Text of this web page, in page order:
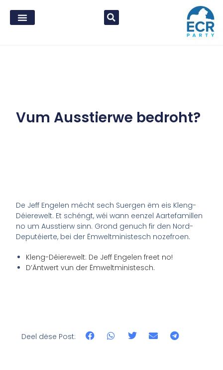
Vum Ausstierwe bedroht?
De Jeff Engelen mécht sech Suergen ëm eis Kleng-
Déierewelt. Et schéngt, wéi wann eenzel Aartefamillen
no um Ausstierw sinn. Grond genuch fir den Nord-
Deputéierte, bei der Ëmweltministesch nozefroen.
Kleng-Déierewelt: De Jeff Engelen freet no!
D’Äntwert vun der Ëmweltministesch.
Deel dëse Post: